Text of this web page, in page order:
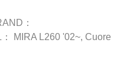
：
MIRA L260 '02~, Cuore